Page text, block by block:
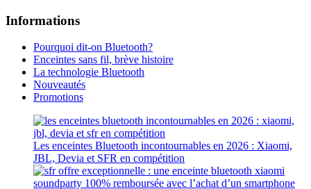
Informations
Pourquoi dit-on Bluetooth?
Enceintes sans fil, brève histoire
La technologie Bluetooth
Nouveautés
Promotions
Les enceintes Bluetooth incontournables en 2026 : Xiaomi,
JBL, Devia et SFR en compétition